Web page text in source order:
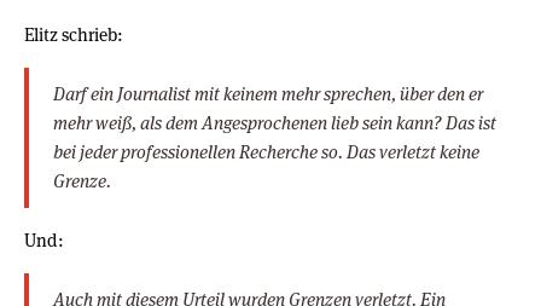
Elitz schrieb:
Darf ein Journalist mit keinem mehr sprechen, über den er
mehr weiß, als dem Angesprochenen lieb sein kann? Das ist
bei jeder professionellen Recherche so. Das verletzt keine
Grenze.
Und:
Auch mit diesem Urteil wurden Grenzen verletzt. Ein